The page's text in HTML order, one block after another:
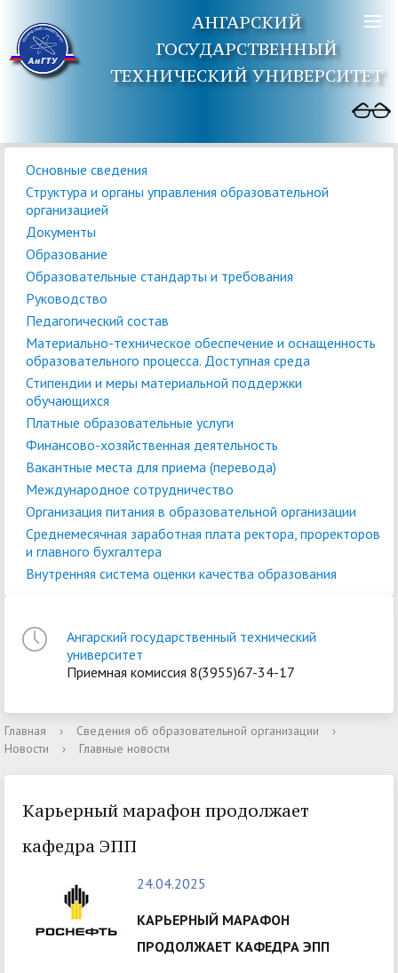
АНГАРСКИЙ
ГОСУДАРСТВЕННЫЙ
ТЕХНИЧЕСКИЙ УНИВЕРСИТЕТ
Основные сведения
Структура и органы управления образовательной
организацией
Документы
Образование
Образовательные стандарты и требования
Руководство
Педагогический состав
Материально-техническое обеспечение и оснащенность
образовательного процесса. Доступная среда
Стипендии и меры материальной поддержки
обучающихся
Платные образовательные услуги
Финансово-хозяйственная деятельность
Вакантные места для приема (перевода)
Международное сотрудничество
Организация питания в образовательной организации
Среднемесячная заработная плата ректора, проректоров
и главного бухгалтера
Внутренняя система оценки качества образования
Ангарский государственный технический
университет
Приемная комиссия 8(3955)67-34-17
Главная › Сведения об образовательной организации
›
Новости
› Главные новости
Карьерный марафон продолжает
кафедра ЭПП
24.04.2025
КАРЬЕРНЫЙ МАРАФОН
ПРОДОЛЖАЕТ КАФЕДРА ЭПП